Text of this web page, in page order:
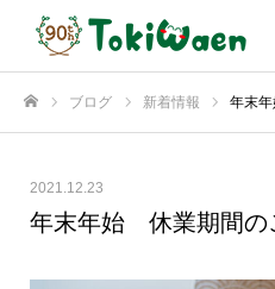
ブログ 新着情報 年末
2021.12.23
年末年始 休業期間の